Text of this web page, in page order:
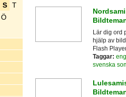
S
T
Ö
Lär dig ord
hjälp av
Flash
Taggar:
svenska